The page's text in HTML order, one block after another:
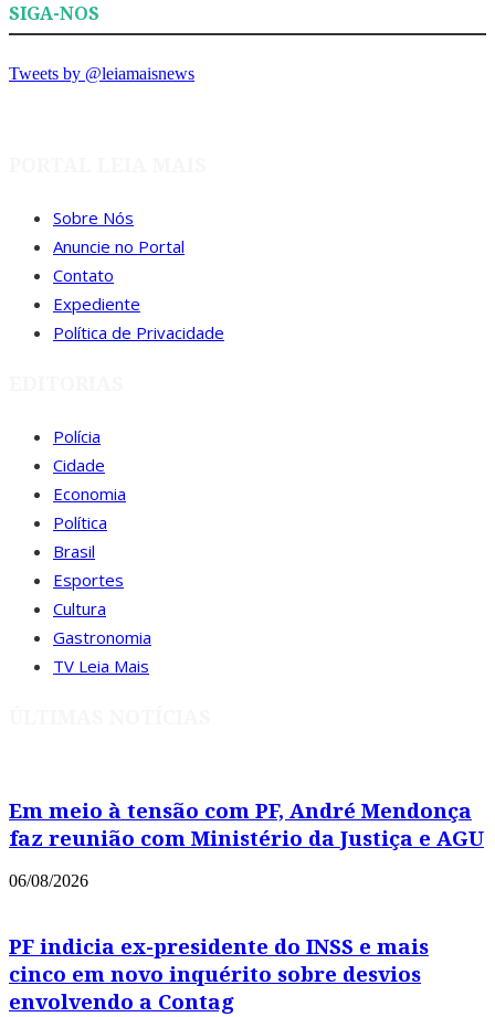
SIGA-NOS
Tweets by @leiamaisnews
Sobre Nós
Anuncie no Portal
Contato
Expediente
Política de Privacidade
Polícia
Cidade
Economia
Política
Brasil
Esportes
Cultura
Gastronomia
TV Leia Mais
Em meio à tensão com PF, André Mendonça
faz reunião com Ministério da Justiça e AGU
06/08/2026
PF indicia ex-presidente do INSS e mais
cinco em novo inquérito sobre desvios
envolvendo a Contag